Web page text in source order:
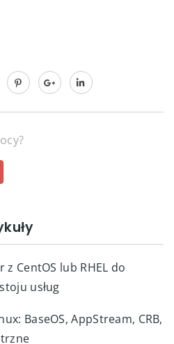
z CentOS lub RHEL do
usług
BaseOS, AppStream, CRB,